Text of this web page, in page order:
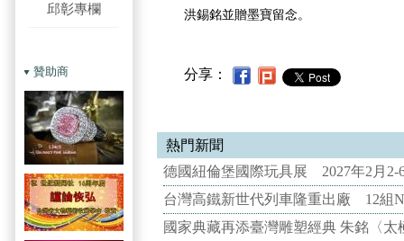
邱彰專欄
贊助商
洪錫銘並贈墨寶留念。
分享：
熱門新聞
德國紐倫堡國際玩具展 2027年2月2-
台灣高鐵新世代列車隆重出廠 12組
國家典藏再添臺灣雕塑經典 朱銘〈